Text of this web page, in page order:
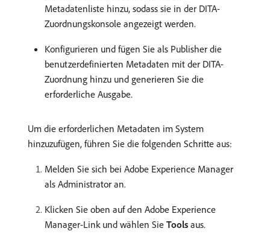
Metadatenliste hinzu, sodass sie in der DITA-
Zuordnungskonsole angezeigt werden.
Konfigurieren und fügen Sie als Publisher die
benutzerdefinierten Metadaten mit der DITA-
Zuordnung hinzu und generieren Sie die
erforderliche Ausgabe.
Um die erforderlichen Metadaten im System
hinzuzufügen, führen Sie die folgenden Schritte aus:
Melden Sie sich bei Adobe Experience Manager
als Administrator an.
Klicken Sie oben auf den Adobe Experience
Manager-Link und wählen Sie Tools aus.